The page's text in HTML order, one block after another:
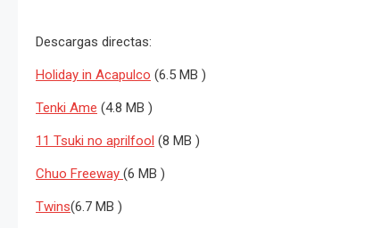
Descargas directas:
Holiday in Acapulco (6.5 MB )
Tenki Ame (4.8 MB )
11 Tsuki no aprilfool (8 MB )
Chuo Freeway (6 MB )
Twins(6.7 MB )